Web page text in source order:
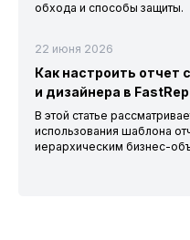
обхода и способы защиты.
22 июня 2026
Как настроить отчет
и дизайнера в
В этой статье
использования шаблона
иерархическим бизнес-